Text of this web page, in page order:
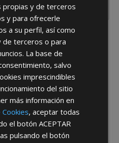
la Política de Privacidad
a tiendas y empresas minoristas y
propias y de terceros
y para ofrecerle
a su perfil, así como
de terceros o para
La base de
salvo
imprescindibles
del sitio
más información en
, aceptar todas
el botónACEPTAR
pulsando el botón